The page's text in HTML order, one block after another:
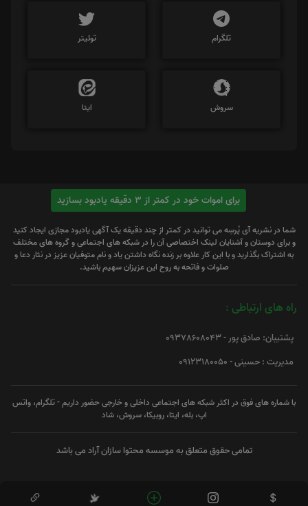
تلگرام توئیتر
سروش ایتا
برای اموات خود در کمتر از 3 دقیقه یادبود بسازید
شما در نشریه آی پُرسِه می توانید در کمتر از چند دقیقه یک آگهی یادبود مجازی ایجاد کنید
و برای دوستان و آشنایان لینک اختصاصی آن را در شبکه های اجتماعی و گروه های مختلف
به اشتراک بگذارید و با این کار علاوه بر زنده نگاه داشتن یاد و نام متوفیان عزیز در نثار دعا و
صلوات و فاتحه به روح این عزیزان سهیم باشید.
راه های ارتباطی :
پشتیبان: صادق پور - 09378608043
مدیریت : حسینی - 09123180050
با شماره های فوق در اکثر شبکه های اجتماعی داخلی و خارجی حضور داریم - تلگرام، واتس
اپ، بله، ایتا، روبیکا، سروش، شاد
تمامی حقوق متعلق به موسسه محتوا سازان آراد می باشد